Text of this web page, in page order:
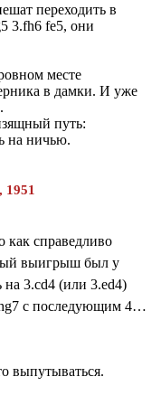
переходить в
3.fh6 fe5, они
месте
в дамки. И уже
путь:
на ничью.
как справедливо
выигрыш был у
3.cd4 (или 3.ed4)
с последующим 4…
выпутываться.